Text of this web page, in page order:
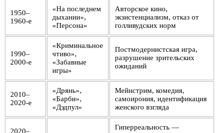
1950–
1960-е
«На последнем
дыхании»,
«Персона»
Авторское кино,
экзистенциализм, отказ от
голливудских норм
1990–
2000-е
«Криминальное
чтиво»,
«Забавные
игры»
Постмодернистская игра,
разрушение зрительских
ожиданий
2010–
2020-е
«Дрянь»,
«Барби»,
«Дэдпул»
Мейнстрим, комедия,
самоирония, идентификация
женского взгляда
2020–
Гиперреальность —